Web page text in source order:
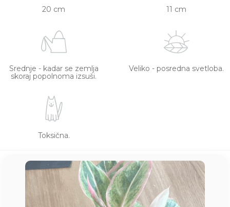
20 cm 11 cm
Srednje - kadar se zemlja
skoraj popolnoma izsuši.
Veliko - posredna svetloba.
Toksična.